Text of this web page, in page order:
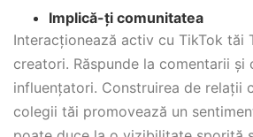
Implică-ți comunitatea
Interacționează activ cu TikTok tăi
creatori. Răspunde la comentarii și
influențatori. Construirea de relații
colegii tăi promovează un